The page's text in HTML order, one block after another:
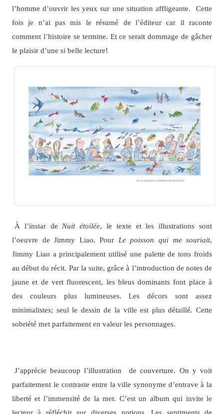
l’homme d’ouvrir les yeux sur une situation affligeante. Cette
fois je n’ai pas mis le résumé de l’éditeur car il raconte
comment l’histoire se termine. Et ce serait dommage de gâcher
le plaisir d’une si belle lecture!
À l’instar de Nuit étoilée, le texte et les illustrations sont
l’oeuvre de Jimmy Liao. Pour Le poisson qui me souriait,
Jimmy Liao a principalement utilisé une palette de tons froids
au début du récit. Par la suite, grâce à l’introduction de notes de
jaune et de vert fluorescent, les bleus dominants font place à
des couleurs plus lumineuses. Les décors sont assez
minimalistes; seul le dessin de la ville est plus détaillé. Cette
sobriété met parfaitement en valeur les personnages.
J’apprécie beaucoup l’illustration de couverture. On y voit
parfaitement le contraste entre la ville synonyme d’entrave à la
liberté et l’immensité de la mer. C’est un album qui invite le
lecteur à réfléchir sur diverses notions. Les sentiments de